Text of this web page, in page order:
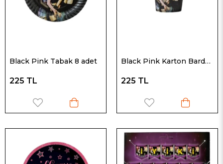
Black Pink Tabak 8 adet
225 TL
Black Pink Karton Bardak 8 Adet
225 TL